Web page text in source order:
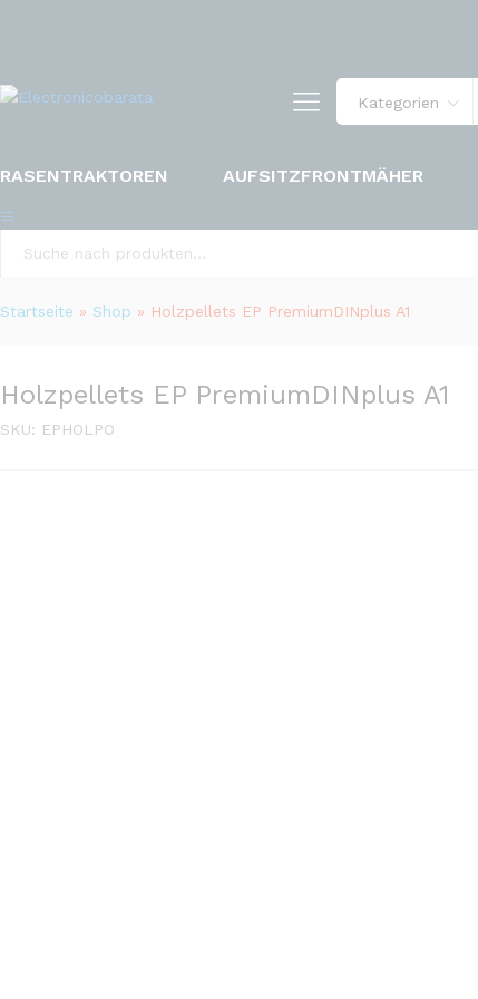
Kategorien
RASENTRAKTOREN AUFSITZFRONTMÄHER
Kategorien
Startseite » Shop » Holzpellets EP PremiumDINplus A1
Holzpellets EP PremiumDINplus A1
SKU: EPHOLPO